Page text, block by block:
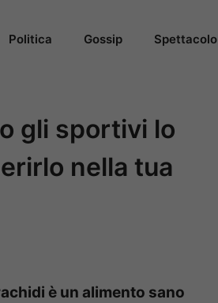
Politica Gossip Spettacolo
gli sportivi lo
nella tua
è un alimento sano